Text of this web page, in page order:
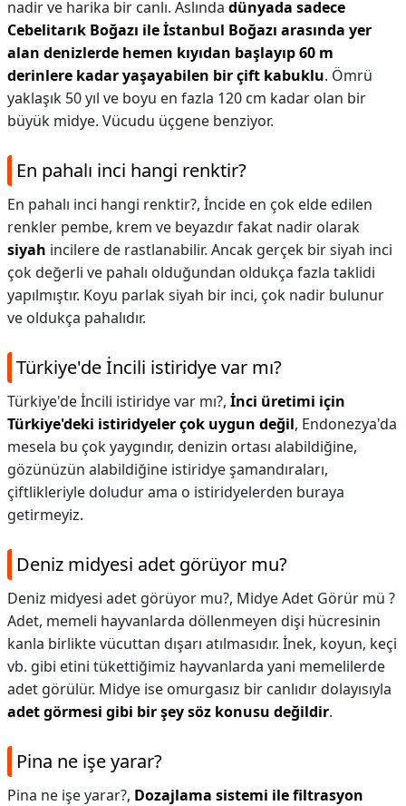
nadir ve harika bir canlı. Aslında dünyada sadece
Cebelitarık Boğazı ile İstanbul Boğazı arasında yer
alan denizlerde hemen kıyıdan başlayıp 60 m
derinlere kadar yaşayabilen bir çift kabuklu. Ömrü
yaklaşık 50 yıl ve boyu en fazla 120 cm kadar olan bir
büyük midye. Vücudu üçgene benziyor.
En pahalı inci hangi renktir?
En pahalı inci hangi renktir?, İncide en çok elde edilen
renkler pembe, krem ve beyazdır fakat nadir olarak
siyah incilere de rastlanabilir. Ancak gerçek bir siyah inci
çok değerli ve pahalı olduğundan oldukça fazla taklidi
yapılmıştır. Koyu parlak siyah bir inci, çok nadir bulunur
ve oldukça pahalıdır.
Türkiye'de İncili istiridye var mı?
Türkiye'de İncili istiridye var mı?, İnci üretimi için
Türkiye'deki istiridyeler çok uygun değil, Endonezya'da
mesela bu çok yaygındır, denizin ortası alabildiğine,
gözünüzün alabildiğine istiridye şamandıraları,
çiftlikleriyle doludur ama o istiridyelerden buraya
getirmeyiz.
Deniz midyesi adet görüyor mu?
Deniz midyesi adet görüyor mu?, Midye Adet Görür mü ?
Adet, memeli hayvanlarda döllenmeyen dişi hücresinin
kanla birlikte vücuttan dışarı atılmasıdır. İnek, koyun, keçi
vb. gibi etini tükettiğimiz hayvanlarda yani memelilerde
adet görülür. Midye ise omurgasız bir canlıdır dolayısıyla
adet görmesi gibi bir şey söz konusu değildir.
Pina ne işe yarar?
Pina ne işe yarar?, Dozajlama sistemi ile filtrasyon